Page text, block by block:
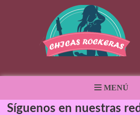
MENÚ
Síguenos en nuestras